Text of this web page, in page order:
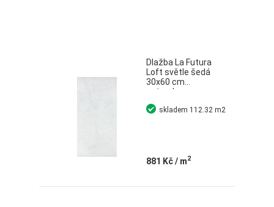
Dlažba La Futura
Loft světle šedá
30x60 cm
naturale
881 Kč/ m2
skladem 112.32 m2